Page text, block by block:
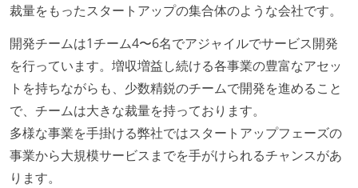
裁量をもったスタートアップの集合体のような会社です。
開発チームは1チーム4〜6名でアジャイルでサービス開発
を行っています。増収増益し続ける各事業の豊富なアセッ
トを持ちながらも、少数精鋭のチームで開発を進めること
で、チームは大きな裁量を持っております。
多様な事業を手掛ける弊社ではスタートアップフェーズの
事業から大規模サービスまでを手がけられるチャンスがあ
ります。